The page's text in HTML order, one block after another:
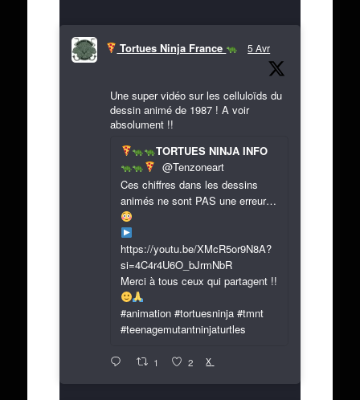
Tortues Ninja France 5 Avr
Une super vidéo sur les celluloïds du
dessin animé de 1987 ! A voir
absolument !!
TORTUES NINJA INFO
@Tenzoneart
Ces chiffres dans les dessins
animés ne sont PAS une erreur…
https://youtu.be/XMcR5or9N8A?
si=4C4r4U6O_bJrmNbR
Merci à tous ceux qui partagent !!
#animation #tortuesninja #tmnt
#teenagemutantninjaturtles
1 2 X